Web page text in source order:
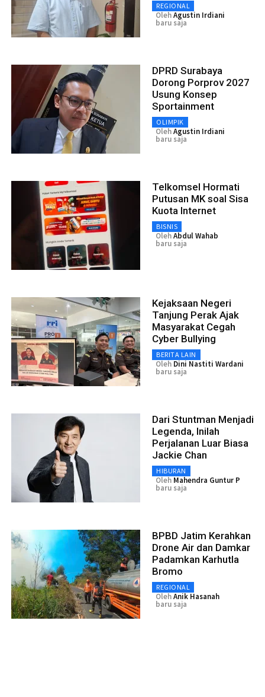
REGIONAL
OlehAgustin Irdiani
baru saja
DPRD Surabaya
Dorong Porprov 2027
Usung Konsep
Sportainment
OLIMPIK
OlehAgustin Irdiani
baru saja
Telkomsel Hormati
Putusan MK soal Sisa
Kuota Internet
BISNIS
OlehAbdul Wahab
baru saja
Kejaksaan Negeri
Tanjung Perak Ajak
Masyarakat Cegah
Cyber Bullying
BERITA LAIN
Oleh Dini Nastiti Wardani
baru saja
Dari Stuntman Menjadi
Legenda, Inilah
Perjalanan Luar Biasa
Jackie Chan
HIBURAN
Oleh Mahendra Guntur P
baru saja
BPBD Jatim Kerahkan
Drone Air dan Damkar
Padamkan Karhutla
Bromo
REGIONAL
OlehAnik Hasanah
baru saja